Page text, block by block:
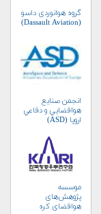
گروه هوانوردی داسو
(Dassault Aviation)
انجمن صنايع
هوافضايي و دفاعي
اروپا (ASD)
موسسه
پژوهش‌های
هوافضای کره